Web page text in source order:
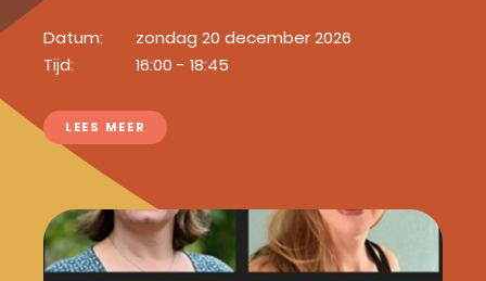
Datum:
Tijd:
zondag 20 december 2026
16:00 - 18:45
LEES MEER